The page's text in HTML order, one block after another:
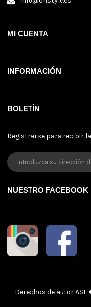
MI CUENTA
INFORMACIÓN
BOLETÍN
Registrarse para recibir
NUESTRO FACEBOOK
Derechos de autor ASF